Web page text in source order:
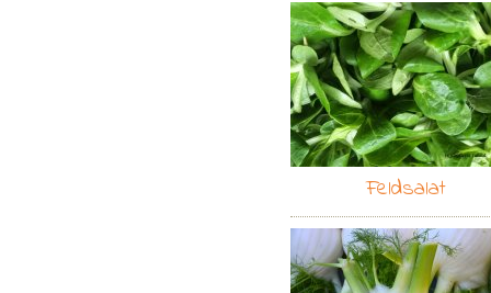
Feldsalat